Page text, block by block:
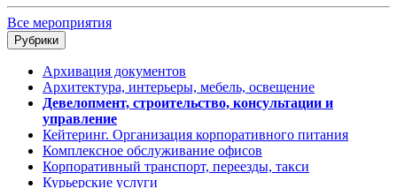
Все мероприятия
Рубрики
Архивация документов
Архитектура, интерьеры, мебель, освещение
Девелопмент, строительство, консультации и
управление
Кейтеринг. Организация корпоративного питания
Комплексное обслуживание офисов
Корпоративный транспорт, переезды, такси
Курьерские услуги